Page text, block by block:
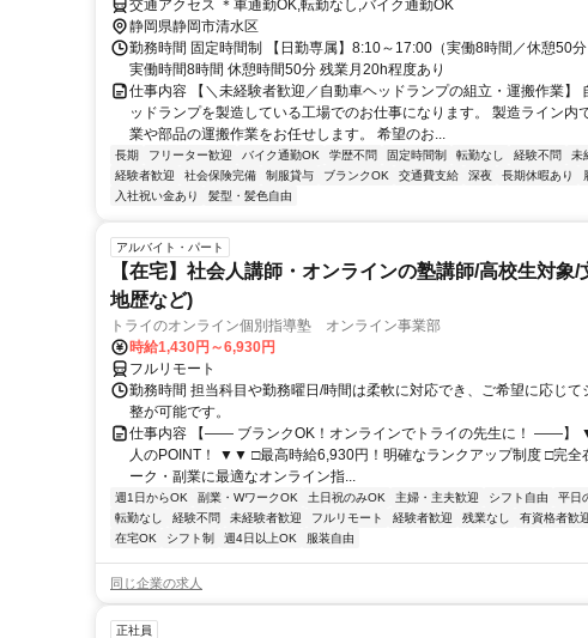
交通アクセス ＊車通勤OK,転勤なし,バイク通勤OK
静岡県静岡市清水区
勤務時間 固定時間制 【日勤専属】8:10～17:00（実働8時間／休憩50分
実働時間8時間 休憩時間50分 残業月20h程度あり
仕事内容 【＼未経験者歓迎／自動車ヘッドランプの組立・運搬作業】
ッドランプを製造している工場でのお仕事になります。 製造ライン内
業や部品の運搬作業をお任せします。 希望のお...
長期 フリーター歓迎 バイク通勤OK 学歴不問 固定時間制 転勤なし 経験不問
未
経験者歓迎
社会保険完備 制服貸与 ブランクOK 交通費支給 深夜 長期休暇あり
入社祝い金あり
髪型・髪色自由
アルバイト・パート
【在宅】社会人講師・オンラインの塾講師/高校生対象/
地歴など)
トライのオンライン個別指導塾 オンライン事業部
時給1,430円～6,930円
フルリモート
勤務時間 担当科目や勤務曜日/時間は柔軟に対応でき、ご希望に応じて
整が可能です。
仕事内容 【―― ブランクOK！オンラインでトライの先生に！ ――
人のPOINT！ ▼▼ □最高時給6,930円！明確なランクアップ制度 □完全
ーク・副業に最適なオンライン指...
週1日からOK 副業・WワークOK 土日祝のみOK 主婦・主夫歓迎 シフト自由
平日
転勤なし
経験不問 未経験者歓迎 フルリモート 経験者歓迎 残業なし 有資格者歓
在宅OK
シフト制 週4日以上OK 服装自由
同じ企業の求人
正社員